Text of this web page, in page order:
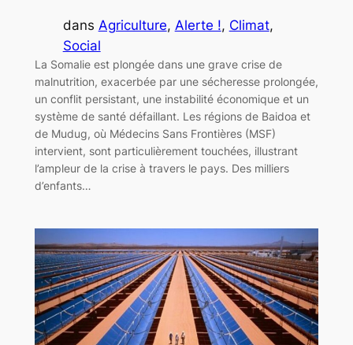
dans Agriculture, Alerte !, Climat
Social
La Somalie est plongée dans une grave crise de
malnutrition, exacerbée par une sécheresse prolongée,
un conflit persistant, une instabilité économique et un
système de santé défaillant. Les régions de Baidoa et
de Mudug, où Médecins Sans Frontières (MSF)
intervient, sont particulièrement touchées, illustrant
l’ampleur de la crise à travers le pays. Des milliers
d’enfants…